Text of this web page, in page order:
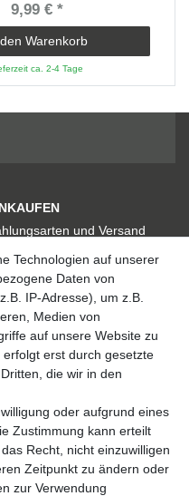
9,99 € *
Warenkorb
ca. 2-4 Tage
und Versand
Technologien auf unserer
Daten von
IP-Adresse), um z.B.
Medien von
auf unsere Website zu
erst durch gesetzte
die wir in den
oder aufgrund eines
Zustimmung kann erteilt
Recht, nicht einzuwilligen
Zeitpunkt zu ändern oder
zur Verwendung